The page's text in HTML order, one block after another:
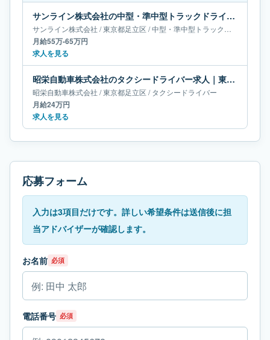
サンライン株式会社の中型・準中型トラックドライバー求人｜東京都足立区｜月給55万-65万円
サンライン株式会社 /東京都足立区 /中型・準中型トラックドライバー
月給55万-65万円
求人を見る
昭栄自動車株式会社のタクシードライバー求人｜東京都足立区｜月給24万円
昭栄自動車株式会社 /東京都足立区 /タクシードライバー
月給24万円
求人を見る
応募フォーム
入力は3項目だけです。詳しい希望条件は送信後に担
当アドバイザーが確認します。
お名前 必須
電話番号 必須